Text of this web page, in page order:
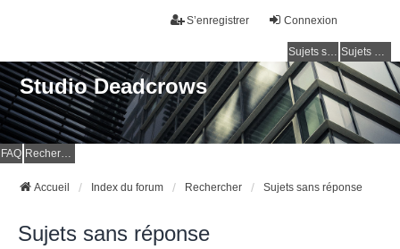
Connexion
S’enregistrer
Sujets sans réponse Sujets actifs
Studio Deadcrows
FAQ Rechercher
Accueil Index du forum Rechercher Sujets sans réponse
Sujets sans réponse